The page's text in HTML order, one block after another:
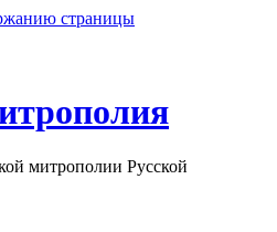
страницы
митрополии Русской